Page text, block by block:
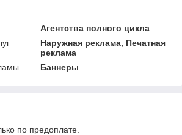
Агентства полного цикла
Наружная реклама, Печатная
реклама
Баннеры
по предоплате.